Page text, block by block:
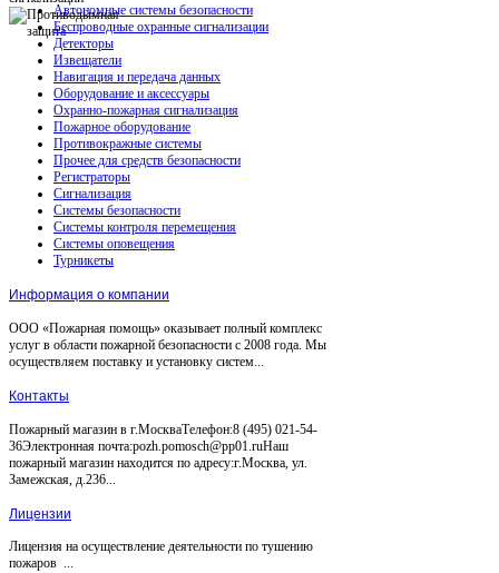
Автономные системы безопасности
Беспроводные охранные сигнализации
Детекторы
Извещатели
Навигация и передача данных
Оборудование и аксессуары
Охранно-пожарная сигнализация
Пожарное оборудование
Противокражные системы
Прочее для средств безопасности
Регистраторы
Сигнализация
Системы безопасности
Системы контроля перемещения
Системы оповещения
Турникеты
Информация о компании
ООО «Пожарная помощь» оказывает полный комплекс
услуг в области пожарной безопасности с 2008 года. Мы
осуществляем поставку и установку систем...
Контакты
Пожарный магазин в г.МоскваТелефон:8 (495) 021-54-
36Электронная почта:pozh.pomosch@pp01.ruНаш
пожарный магазин находится по адресу:г.Москва, ул.
Замежская, д.236...
Лицензии
Лицензия на осуществление деятельности по тушению
пожаров ...